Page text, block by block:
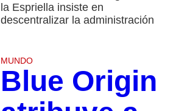
la Espriella insiste en
descentralizar la administración
MUNDO
Blue Origin